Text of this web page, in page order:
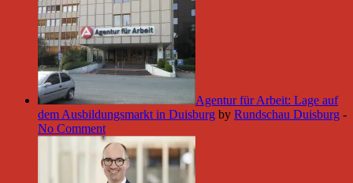
Agentur für Arbeit: Lage auf
dem Ausbildungsmarkt in Duisburg by Rundschau Duisburg -
No Comment